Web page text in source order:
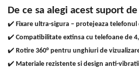
De ce sa alegi acest suport
✔️ Fixare ultra-sigura – protejeaza telefonul
✔️ Compatibilitate extinsa cu telefoane de
✔️ Rotire 360° pentru unghiuri de
✔️ Materiale rezistente si design anti-vibratii